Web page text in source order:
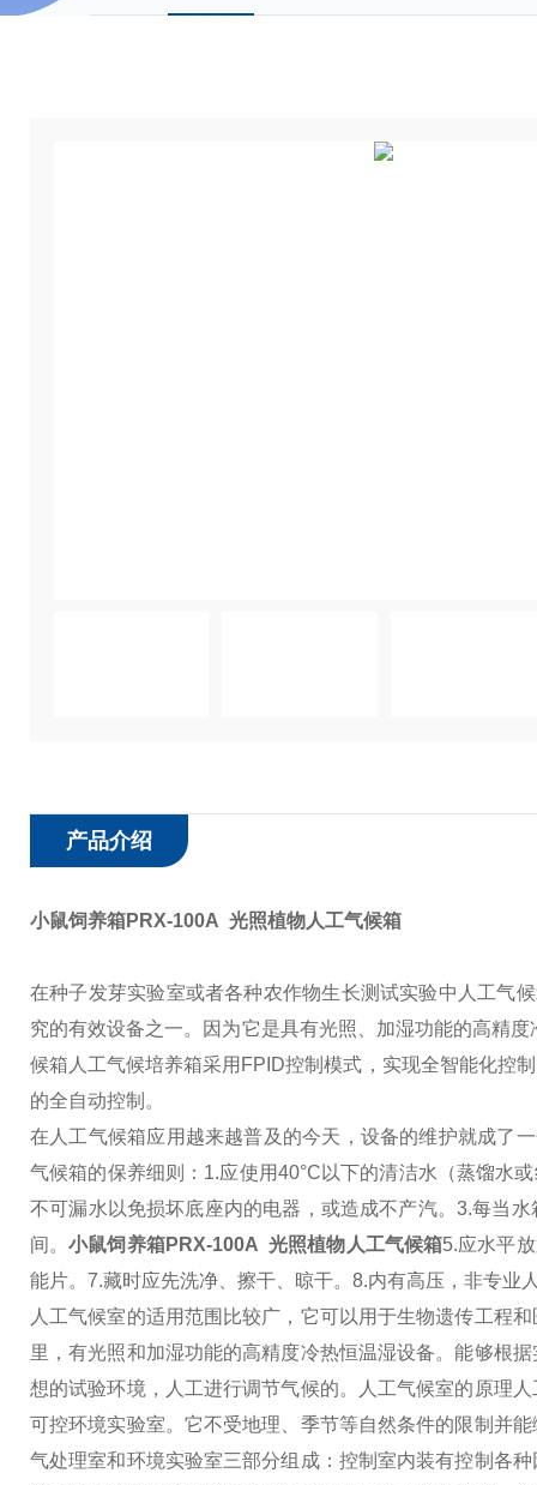
产品介绍
小鼠饲养箱PRX-100A 光照植物人工气候箱
在种子发芽实验室或者各种农作物生长测试实验中人工气
究的有效设备之一。因为它是具有光照、加湿功能的高精
候箱人工气候培养箱采用FPID控制模式，实现全智能化控
的全自动控制。
在人工气候箱应用越来越普及的今天，设备的维护就成了
气候箱的保养细则： 1.应使用40°C以下的清洁水（蒸馏水
不可漏水以免损坏底座内的电器，或造成不产汽。 3.每当水
间。小鼠饲养箱PRX-100A 光照植物人工气候箱5.应水平
能片。 7.藏时应先洗净、擦干、晾干。8.内有高压，非专业
人工气候室的适用范围比较广，它可以用于生物遗传工程
里，有光照和加湿功能的高精度冷热恒温湿设备。能够根
想的试验环境，人工进行调节气候的。
人工气候室的原理
可控环境实验室。它不受地理、季节等自然条件的限制并
气处理室和环境实验室三部分组成： 控制室内装有控制各